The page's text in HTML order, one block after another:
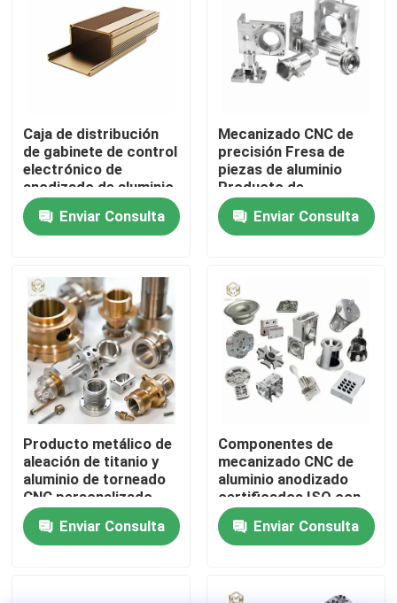
Productos
Sobre nosotros
Control de Calidad
Contacto
noticias
Todos los casos
Solicitar una cotización
perfiles de aluminio para las ventanas y las puertas
Caja de distribución
de gabinete de control
electrónico de
anodizado de aluminio
Enviar Consulta
Mecanizado CNC de
precisión Fresa de
piezas de aluminio
Producto de
mecanizado para
dispositivos ópticos
Enviar Consulta
Producto metálico de
aleación de titanio y
aluminio de torneado
CNC personalizado
OEM Productos de
mecanizado de
metales de precisión
Enviar Consulta
Componentes de
mecanizado CNC de
aluminio anodizado
certificados ISO con
tamaños
personalizados para
aplicaciones de
Enviar Consulta